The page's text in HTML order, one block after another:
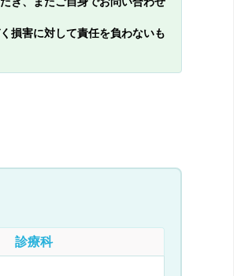
損害に対して責任を負わないも
診療科